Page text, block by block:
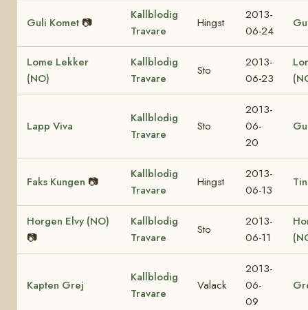
Guli Komet 📷
Kallblodig
Travare
Hingst
2013-
06-24
Lome Lekker
(NO)
Kallblodig
Travare
Sto
2013-
06-23
Lapp Viva
Kallblodig
Travare
Sto
2013-
06-
20
Faks Kungen 📷
Kallblodig
Travare
Hingst
2013-
06-13
Horgen Elvy (NO)
📷
Kallblodig
Travare
Sto
2013-
06-11
Kapten Grej
Kallblodig
Travare
Valack
2013-
06-
09